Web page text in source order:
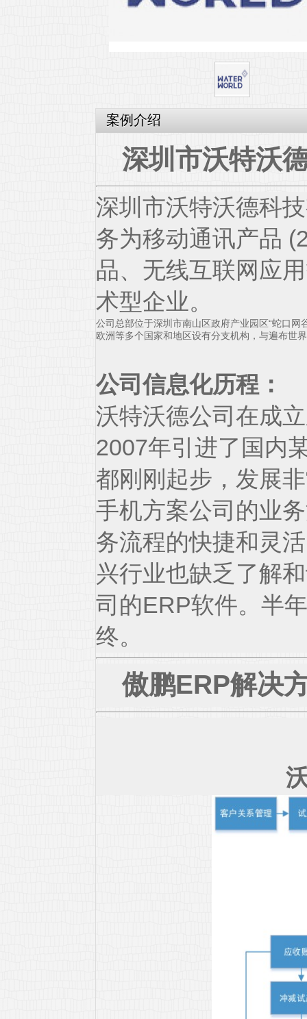
案例介绍
深圳市沃特沃
深圳市沃特沃德科
务为移动通讯产品
品、无线互联网应
术型企业。
公司总部位于深圳市南山区政府产业园区“蛇口
欧洲等多个国家和地区设有分支机构，与遍布世
公司信息化历程：
沃特沃德公司在成
2007年引进了国内
都刚刚起步，发展
手机方案公司的业
务流程的快捷和灵
兴行业也缺乏了解
司的ERP软件。半
终。
傲鹏ERP解决